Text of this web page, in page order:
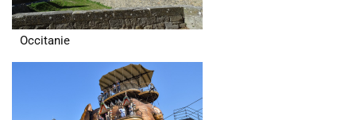
Occitanie